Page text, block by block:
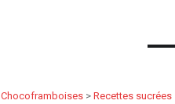
Chocoframboises> Recettes sucrées